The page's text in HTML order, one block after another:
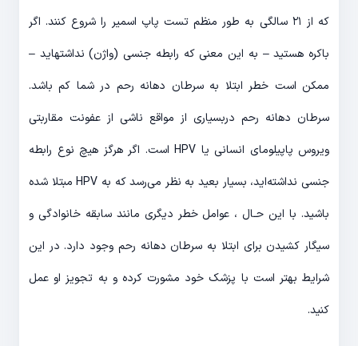
که از ۲۱ سالگی به طور منظم تست پاپ اسمیر را شروع کنند. اگر
باکره هستید – به این معنی که رابطه جنسی (واژن) نداشته‎اید –
ممکن است خطر ابتلا به سرطان دهانه رحم در شما کم باشد.
سرطان دهانه رحم دربسیاری از مواقع ناشی از عفونت مقاربتی
ویروس پاپیلومای انسانی یا HPV است. اگر هرگز هیچ نوع رابطه
جنسی نداشته‌اید، بسیار بعید به نظر می‎‌رسد که به HPV مبتلا شده
باشید. با این حـال ، عوامل خطر دیگری مانند سابقه خانوادگی و
سیگار کشیدن برای ابتلا به سرطان دهانه رحم وجود دارد. در این
شرایط بهتر است با پزشک خود مشورت کرده و به تجویز او عمل
کنید.